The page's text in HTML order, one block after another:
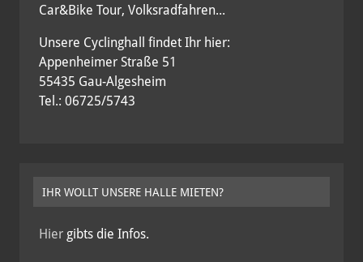
Car&Bike Tour, Volksradfahren...
Unsere Cyclinghall findet Ihr hier:
Appenheimer Straße 51
55435 Gau-Algesheim
Tel.: 06725/5743
IHR WOLLT UNSERE HALLE MIETEN?
Hier gibts die Infos.